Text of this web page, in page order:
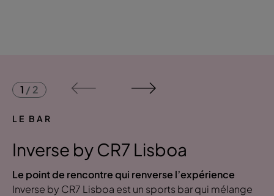
LE BAR
Inverse by CR7 Lisboa
Le point de rencontre qui renverse l’expérience
Inverse by CR7 Lisboa est un sports bar qui mélange
1 / 2